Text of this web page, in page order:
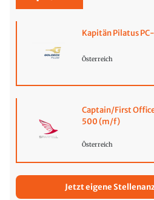
Kapitän Pilatus
Österreich
Captain/First
500 (m/f)
Österreich
Jetzt eigene